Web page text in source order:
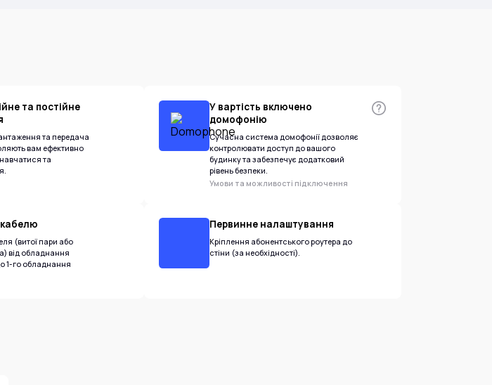
та постійне
та передача
вам ефективно
та
У вартість включено
домофонію
Сучасна система домофонії дозволяє
контролювати доступ до вашого
будинку та забезпечує додатковий
рівень безпеки.
Умови та можливості підключення
кабелю
(витої пари або
від обладнання
1-го обладнання
Первинне налаштування
Кріплення абонентського роутера до
стіни (за необхідності).